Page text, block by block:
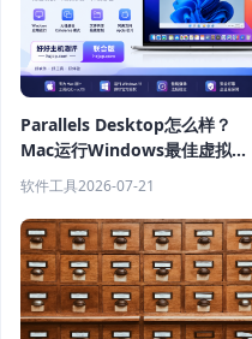
Parallels Desktop怎么样？
Mac运行Windows最佳虚拟机
软件推荐
软件工具2026-07-21